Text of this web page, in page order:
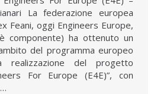
La federazione europea
Feani, oggi Engineers Europe,
componente) ha ottenuto un
del programma europeo
realizzazione del progetto
For Europe (E4E)”, con